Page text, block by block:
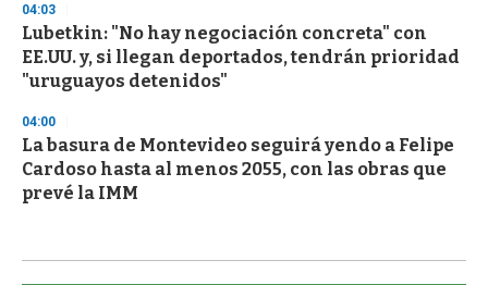
04:03
Lubetkin: "No hay negociación concreta" con
EE.UU. y, si llegan deportados, tendrán prioridad
"uruguayos detenidos"
04:00
La basura de Montevideo seguirá yendo a Felipe
Cardoso hasta al menos 2055, con las obras que
prevé la IMM